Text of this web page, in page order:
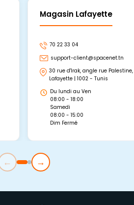
Magasin Lafayette
70 22 33 04
support-client@spacenet.tn
30 rue d'Irak, angle rue Palestine,
Lafayette | 1002 - Tunis
Du lundi au Ven
08:00 - 18:00
Samedi
08:00 - 15:00
Dim Fermé
← →